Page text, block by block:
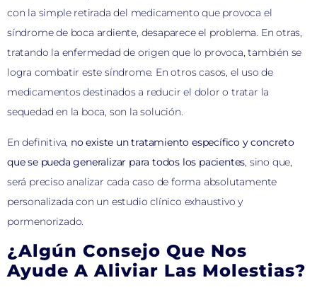
con la simple retirada del medicamento que provoca el
síndrome de boca ardiente, desaparece el problema. En otras,
tratando la enfermedad de origen que lo provoca, también se
logra combatir este síndrome. En otros casos, el uso de
medicamentos destinados a reducir el dolor o tratar la
sequedad en la boca, son la solución.
En definitiva, no existe un tratamiento específico y concreto
que se pueda generalizar para todos los pacientes, sino que,
será preciso analizar cada caso de forma absolutamente
personalizada con un estudio clínico exhaustivo y
pormenorizado.
¿Algún Consejo Que Nos
Ayude A Aliviar Las Molestias?